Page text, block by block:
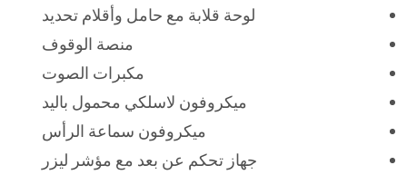
لوحة قلابة مع حامل وأقلام تحديد
منصة الوقوف
مكبرات الصوت
ميكروفون لاسلكي محمول باليد
ميكروفون سماعة الرأس
جهاز تحكم عن بعد مع مؤشر ليزر